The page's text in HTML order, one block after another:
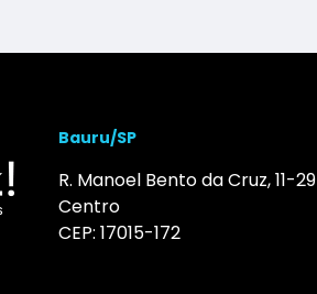
Bauru/SP
R. Manoel Bento da Cruz, 11-29
Centro
CEP: 17015-172